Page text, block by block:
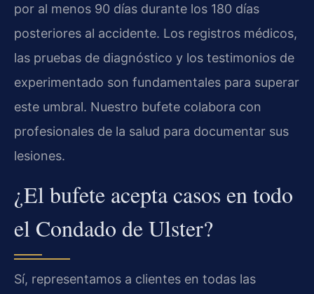
por al menos 90 días durante los 180 días
posteriores al accidente. Los registros médicos,
las pruebas de diagnóstico y los testimonios de
experimentado son fundamentales para superar
este umbral. Nuestro bufete colabora con
profesionales de la salud para documentar sus
lesiones.
¿El bufete acepta casos en todo
el Condado de Ulster?
Sí, representamos a clientes en todas las